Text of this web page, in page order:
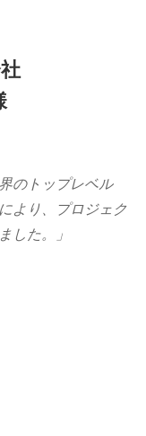
のトップレベル
より、プロジェク
した。」